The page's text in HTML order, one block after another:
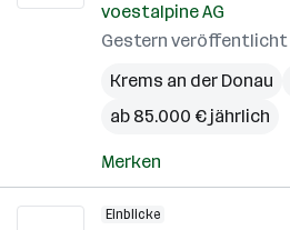
voestalpine AG
Gestern veröffentlicht
Krems an der Donau
ab 85.000 € jährlich
Merken
Einblicke